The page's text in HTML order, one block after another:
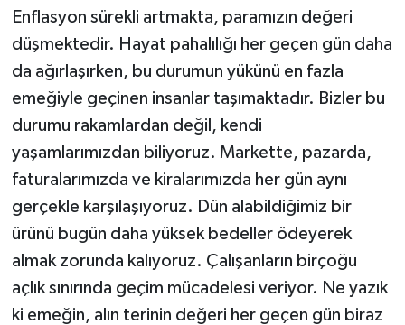
Enflasyon sürekli artmakta, paramızın değeri
düşmektedir. Hayat pahalılığı her geçen gün daha
da ağırlaşırken, bu durumun yükünü en fazla
emeğiyle geçinen insanlar taşımaktadır. Bizler bu
durumu rakamlardan değil, kendi
yaşamlarımızdan biliyoruz. Markette, pazarda,
faturalarımızda ve kiralarımızda her gün aynı
gerçekle karşılaşıyoruz. Dün alabildiğimiz bir
ürünü bugün daha yüksek bedeller ödeyerek
almak zorunda kalıyoruz. Çalışanların birçoğu
açlık sınırında geçim mücadelesi veriyor. Ne yazık
ki emeğin, alın terinin değeri her geçen gün biraz